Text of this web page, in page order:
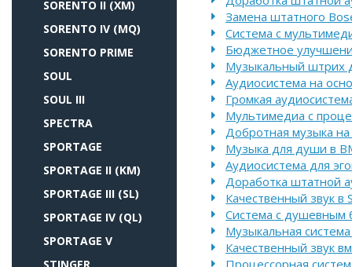
SORENTO II (XM)
SORENTO IV (MQ)
SORENTO PRIME
SOUL
SOUL III
SPECTRA
SPORTAGE
SPORTAGE II (KM)
SPORTAGE III (SL)
SPORTAGE IV (QL)
SPORTAGE V
Замена штатного
Система с
Бюджетное
Музыкальный штрих
Аудиосистема на
Громкая
Мультимедиа с
Добротная музыка на
Музыка для души в
Аудиосистема для
Доработка штатной
Качественный звук в
Система с душевным
Музыкальная
Качественный звук
Процессорная